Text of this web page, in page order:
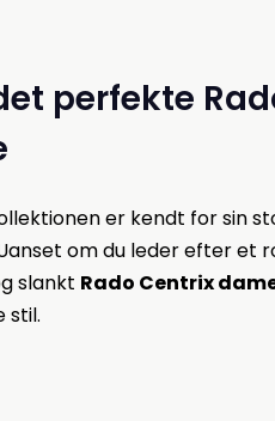
perfekte
er kendt for sin
om du leder efter et
slankt Rado Centrix
stil.